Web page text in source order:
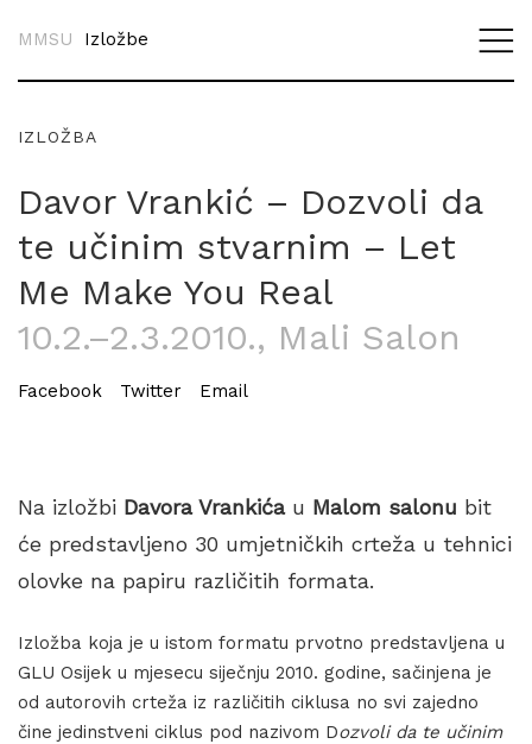
MMSU Izložbe
IZLOŽBA
Davor Vrankić – Dozvoli da
te učinim stvarnim – Let
Me Make You Real
10.2.–2.3.2010., Mali Salon
Facebook Twitter Email
Na izložbi Davora Vrankićau Malom salonu bit
će predstavljeno 30 umjetničkih crteža u tehnici
olovke na papiru različitih formata.
Izložba koja je u istom formatu prvotno predstavljena u
GLU Osijek u mjesecu siječnju 2010. godine, sačinjena je
od autorovih crteža iz različitih ciklusa no svi zajedno
čine jedinstveni ciklus pod nazivom Dozvoli da te učinim